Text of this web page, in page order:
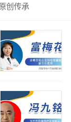
创传承